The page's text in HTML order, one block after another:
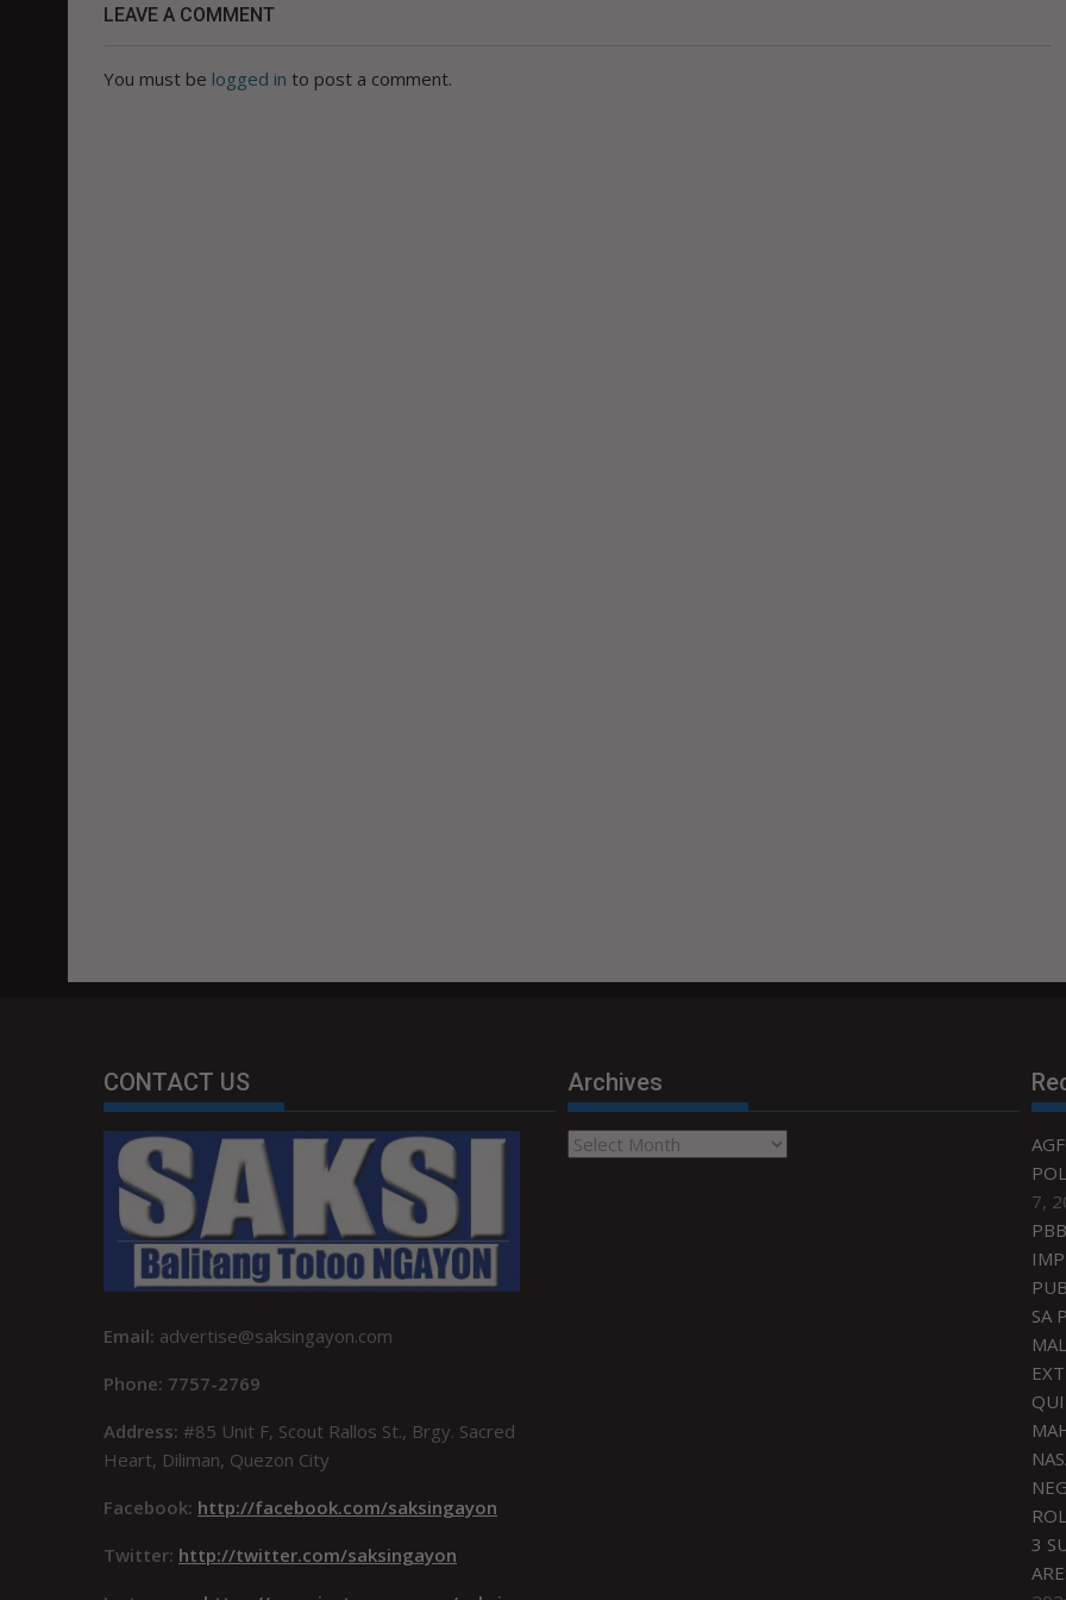
LEAVE A COMMENT
You must be logged in to post a comment.
CONTACT US
Email: advertise@saksingayon.com
Phone: 7757-2769
Address: #85 Unit F, Scout Rallos St., Brgy. Sacred
Heart, Diliman, Quezon City
Facebook: http://facebook.com/saksingayon
Twitter: http://twitter.com/saksingayon
Archives
Archives
7,
SA
3